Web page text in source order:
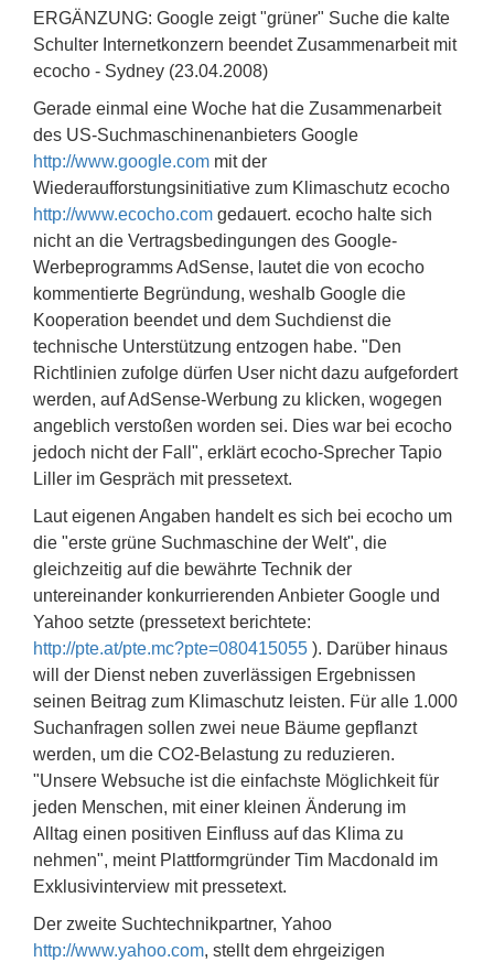
ERGÄNZUNG: Google zeigt "grüner" Suche die kalte
Schulter Internetkonzern beendet Zusammenarbeit mit
ecocho - Sydney (23.04.2008)
Gerade einmal eine Woche hat die Zusammenarbeit
des US-Suchmaschinenanbieters Google
http://www.google.com mit der
Wiederaufforstungsinitiative zum Klimaschutz ecocho
http://www.ecocho.com gedauert. ecocho halte sich
nicht an die Vertragsbedingungen des Google-
Werbeprogramms AdSense, lautet die von ecocho
kommentierte Begründung, weshalb Google die
Kooperation beendet und dem Suchdienst die
technische Unterstützung entzogen habe. "Den
Richtlinien zufolge dürfen User nicht dazu aufgefordert
werden, auf AdSense-Werbung zu klicken, wogegen
angeblich verstoßen worden sei. Dies war bei ecocho
jedoch nicht der Fall", erklärt ecocho-Sprecher Tapio
Liller im Gespräch mit pressetext.
Laut eigenen Angaben handelt es sich bei ecocho um
die "erste grüne Suchmaschine der Welt", die
gleichzeitig auf die bewährte Technik der
untereinander konkurrierenden Anbieter Google und
Yahoo setzte (pressetext berichtete:
http://pte.at/pte.mc?pte=080415055 ). Darüber hinaus
will der Dienst neben zuverlässigen Ergebnissen
seinen Beitrag zum Klimaschutz leisten. Für alle 1.000
Suchanfragen sollen zwei neue Bäume gepflanzt
werden, um die CO2-Belastung zu reduzieren.
"Unsere Websuche ist die einfachste Möglichkeit für
jeden Menschen, mit einer kleinen Änderung im
Alltag einen positiven Einfluss auf das Klima zu
nehmen", meint Plattformgründer Tim Macdonald im
Exklusivinterview mit pressetext.
Der zweite Suchtechnikpartner, Yahoo
http://www.yahoo.com, stellt dem ehrgeizigen